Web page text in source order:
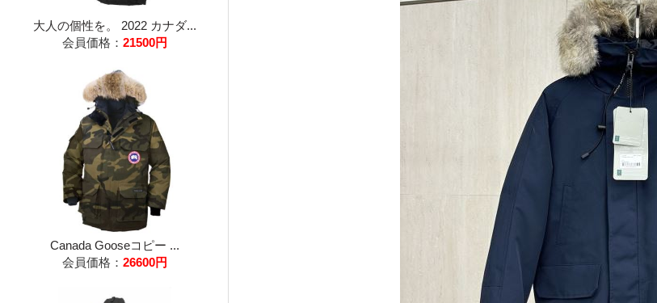
大人の個性を。 2022 カナダ...
会員価格： 21500円
Canada Gooseコピー ...
会員価格： 26600円